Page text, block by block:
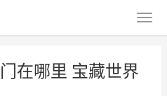
在哪里 宝藏世界